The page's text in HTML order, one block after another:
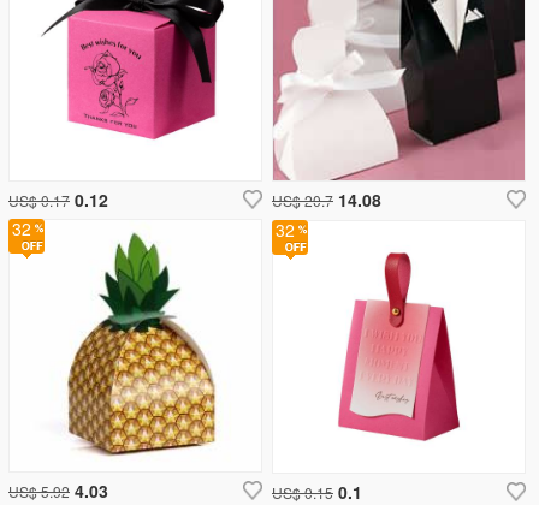
US$ 20.7 14.08
32
US$ 5.92 4.03
32
US$ 0.15 0.1
US$ 0.17 0.12